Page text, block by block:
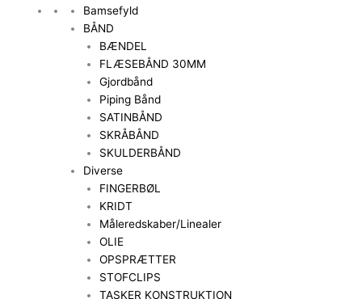
Bamsefyld
BÅND
BÆNDEL
FLÆSEBÅND 30MM
Gjordbånd
Piping Bånd
SATINBÅND
SKRÅBÅND
SKULDERBÅND
Diverse
FINGERBØL
KRIDT
Måleredskaber/Linealer
OLIE
OPSPRÆTTER
STOFCLIPS
TASKER KONSTRUKTION